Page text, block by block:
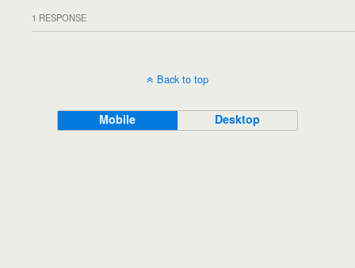
1 RESPONSE
Back to top
Mobile Desktop